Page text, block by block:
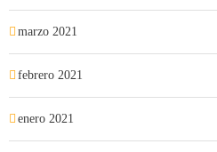
marzo 2021
febrero 2021
enero 2021